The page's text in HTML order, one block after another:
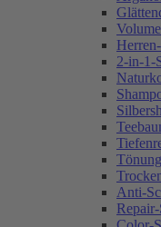
2-in-1-
Anti-